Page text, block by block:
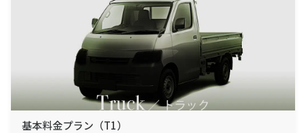
基本料金プラン（T1）